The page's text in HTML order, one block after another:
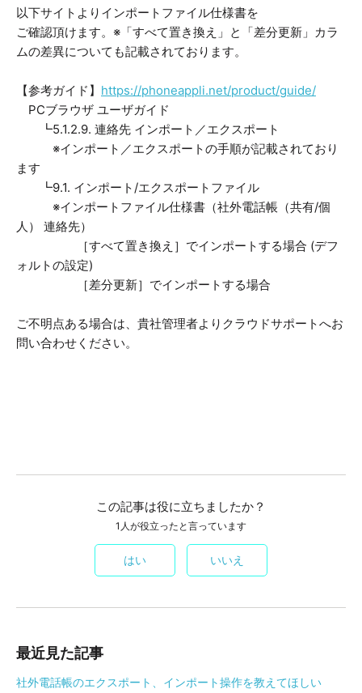
以下サイトよりインポートファイル仕様書を
ご確認頂けます。※「すべて置き換え」と「差分更新」カラ
ムの差異についても記載されております。
【参考ガイド】 https://phoneappli.net/product/guide/
PCブラウザ ユーザガイド
┗5.1.2.9. 連絡先 インポート／エクスポート
※インポート／エクスポートの手順が記載されており
ます
┗9.1. インポート/エクスポートファイル
※インポートファイル仕様書（社外電話帳（共有/個
人） 連絡先）
［すべて置き換え］でインポートする場合 (デフ
ォルトの設定)
［差分更新］でインポートする場合
ご不明点ある場合は、貴社管理者よりクラウドサポートへお
問い合わせください。
この記事は役に立ちましたか？
1人が役立ったと言っています
はい いいえ
最近見た記事
社外電話帳のエクスポート、インポート操作を教えてほしい